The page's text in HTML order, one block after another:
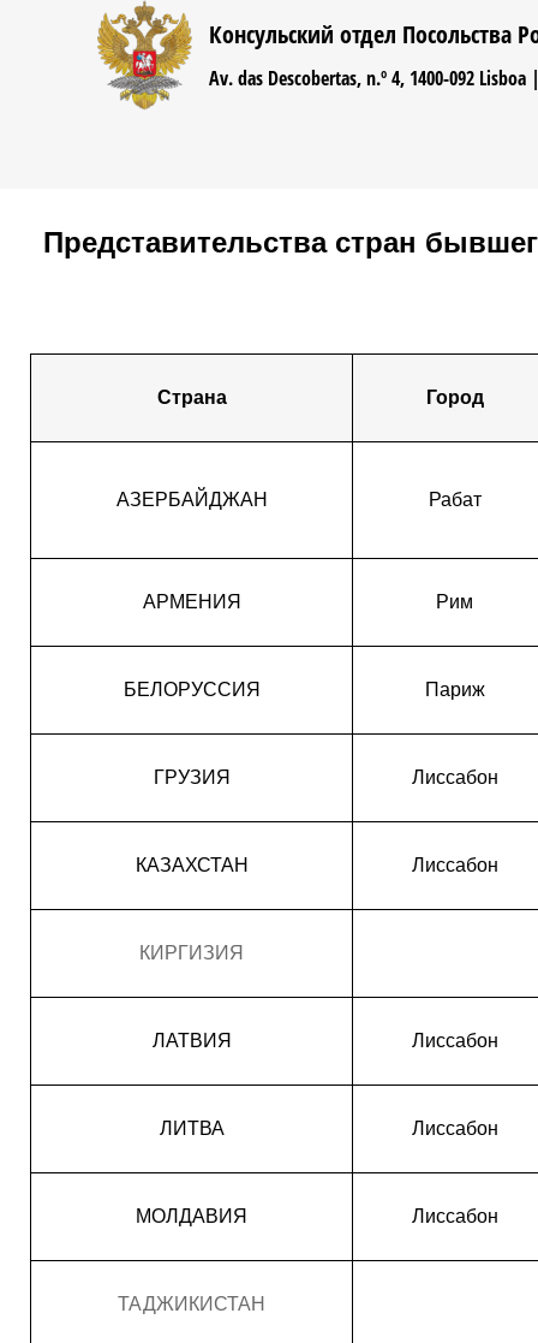
Консульский отдел Посольства
Av. das Descobertas, n.º 4, 1400-092
Представительства стран
Страна Город
АЗЕРБАЙДЖАН Рабат
АРМЕНИЯ Рим
БЕЛОРУССИЯ Париж
ГРУЗИЯ Лиссабон
КАЗАХСТАН Лиссабон
КИРГИЗИЯ
ЛАТВИЯ Лиссабон
ЛИТВА Лиссабон
МОЛДАВИЯ Лиссабон
ТАДЖИКИСТАН